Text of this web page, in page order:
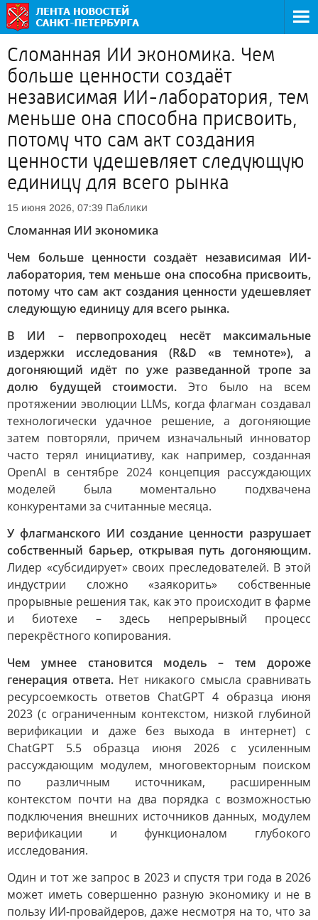
Сломанная ИИ экономика. Чем
больше ценности создаёт
независимая ИИ-лаборатория, тем
меньше она способна присвоить,
потому что сам акт создания
ценности удешевляет следующую
единицу для всего рынка
15 июня 2026, 07:39 Паблики
Сломанная ИИ экономика
Чем больше ценности создаёт независимая ИИ-
лаборатория, тем меньше она способна присвоить,
потому что сам акт создания ценности удешевляет
следующую единицу для всего рынка.
В ИИ – первопроходец несёт максимальные
издержки исследования (R&D «в темноте»), а
догоняющий идёт по уже разведанной тропе за
долю будущей стоимости. Это было на всем
протяжении эволюции LLMs, когда флагман создавал
технологически удачное решение, а догоняющие
затем повторяли, причем изначальный инноватор
часто терял инициативу, как например, созданная
OpenAI в сентябре 2024 концепция рассуждающих
моделей была моментально подхвачена
конкурентами за считанные месяца.
У флагманского ИИ создание ценности разрушает
собственный барьер, открывая путь догоняющим.
Лидер «субсидирует» своих преследователей. В этой
индустрии сложно «заякорить» собственные
прорывные решения так, как это происходит в фарме
и биотехе – здесь непрерывный процесс
перекрёстного копирования.
Чем умнее становится модель – тем дороже
генерация ответа. Нет никакого смысла сравнивать
ресурсоемкость ответов ChatGPT 4 образца июня
2023 (с ограниченным контекстом, низкой глубиной
верификации и даже без выхода в интернет) с
ChatGPT 5.5 образца июня 2026 с усиленным
рассуждающим модулем, многовекторным поиском
по различным источникам, расширенным
контекстом почти на два порядка с возможностью
подключения внешних источников данных, модулем
верификации и функционалом глубокого
исследования.
Один и тот же запрос в 2023 и спустя три года в 2026
может иметь совершенно разную экономику и не в
пользу ИИ-провайдеров, даже несмотря на то, что за